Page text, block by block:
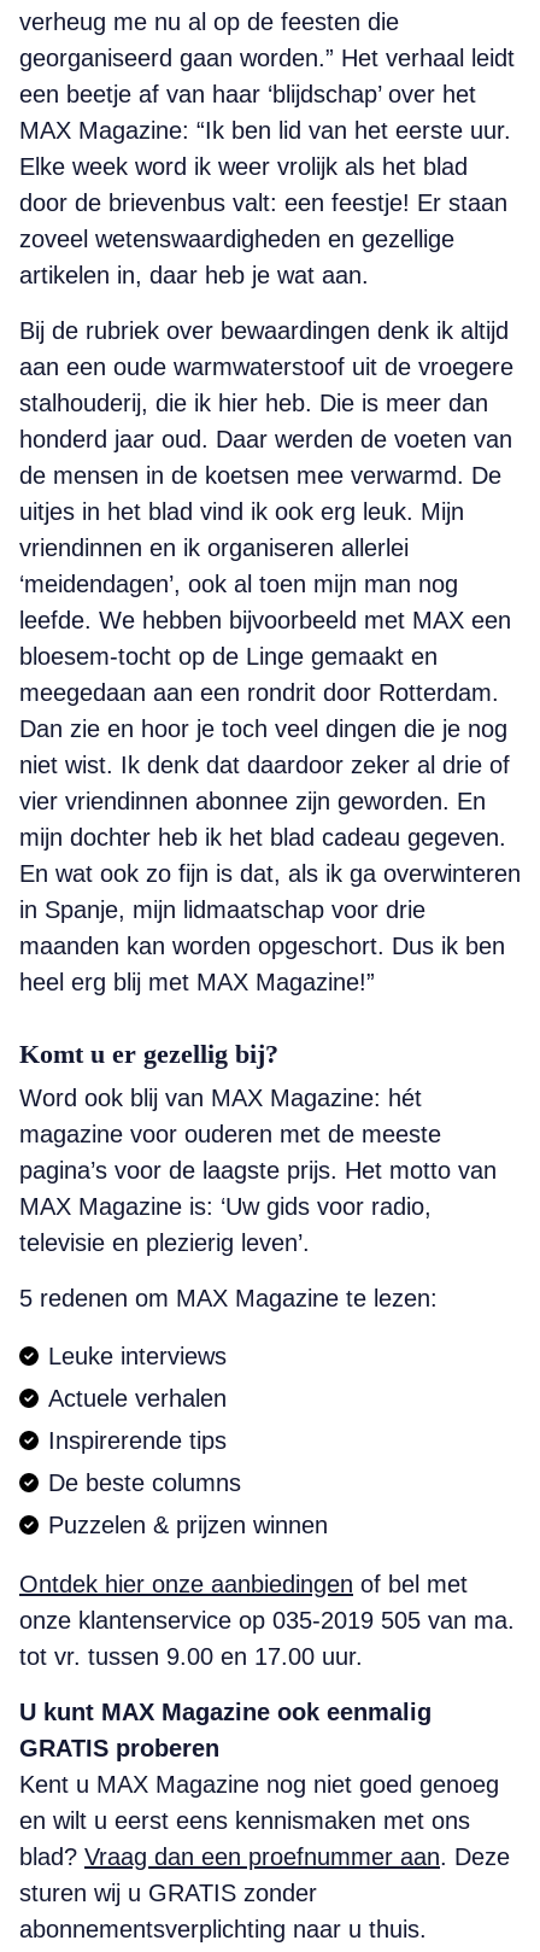
verheug me nu al op de feesten die
georganiseerd gaan worden.” Het verhaal leidt
een beetje af van haar ‘blijdschap’ over het
MAX Magazine: “Ik ben lid van het eerste uur.
Elke week word ik weer vrolijk als het blad
door de brievenbus valt: een feestje! Er staan
zoveel wetenswaardigheden en gezellige
artikelen in, daar heb je wat aan.
Bij de rubriek over bewaardingen denk ik altijd
aan een oude warmwaterstoof uit de vroegere
stalhouderij, die ik hier heb. Die is meer dan
honderd jaar oud. Daar werden de voeten van
de mensen in de koetsen mee verwarmd. De
uitjes in het blad vind ik ook erg leuk. Mijn
vriendinnen en ik organiseren allerlei
‘meidendagen’, ook al toen mijn man nog
leefde. We hebben bijvoorbeeld met MAX een
bloesem-tocht op de Linge gemaakt en
meegedaan aan een rondrit door Rotterdam.
Dan zie en hoor je toch veel dingen die je nog
niet wist. Ik denk dat daardoor zeker al drie of
vier vriendinnen abonnee zijn geworden. En
mijn dochter heb ik het blad cadeau gegeven.
En wat ook zo fijn is dat, als ik ga overwinteren
in Spanje, mijn lidmaatschap voor drie
maanden kan worden opgeschort. Dus ik ben
heel erg blij met MAX Magazine!”
Komt u er gezellig bij?
Word ook blij van MAX Magazine: hét
magazine voor ouderen met de meeste
pagina’s voor de laagste prijs. Het motto van
MAX Magazine is: ‘Uw gids voor radio,
televisie en plezierig leven’.
5 redenen om MAX Magazine te lezen:
Leuke interviews
Actuele verhalen
Inspirerende tips
De beste columns
Puzzelen & prijzen winnen
Ontdek hier onze aanbiedingen of bel met
onze klantenservice op 035-2019 505 van ma.
tot vr. tussen 9.00 en 17.00 uur.
U kunt MAX Magazine ook eenmalig
GRATIS proberen
Kent u MAX Magazine nog niet goed genoeg
en wilt u eerst eens kennismaken met ons
blad? Vraag dan een proefnummer aan. Deze
sturen wij u GRATIS zonder
abonnementsverplichting naar u thuis.